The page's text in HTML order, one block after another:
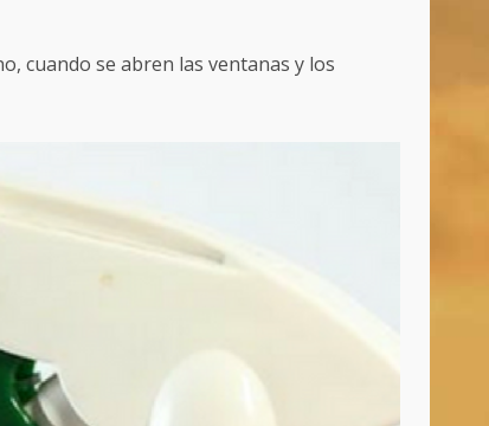
cuando se abren las ventanas y los